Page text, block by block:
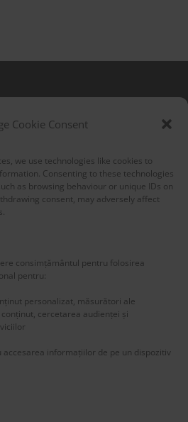
Cookie Consent
we use technologies like cookies to
Consenting to these technologies
as browsing behaviour or unique IDs on
consent, may adversely affect
consimțământul pentru folosirea
pentru:
personalizat, măsurători ale
cercetarea audienței și
accesarea informațiilor de pe un dispozitiv